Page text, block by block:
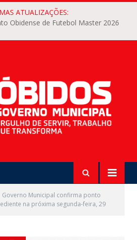
ATUALIZAÇÕES:
Obidense de Futebol Master 2026
Governo Municipal confirma ponto
na próxima segunda-feira, 29